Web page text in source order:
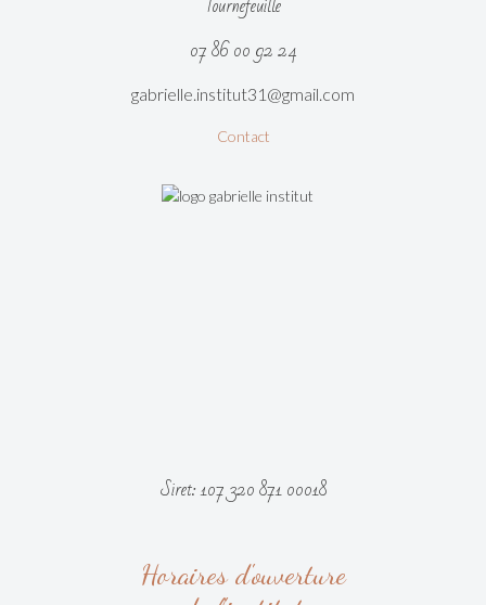
07 86 00 92 24
gabrielle.institut31@gmail.com
Contact
Siret: 107 320 871 00018
Horaires d'ouverture